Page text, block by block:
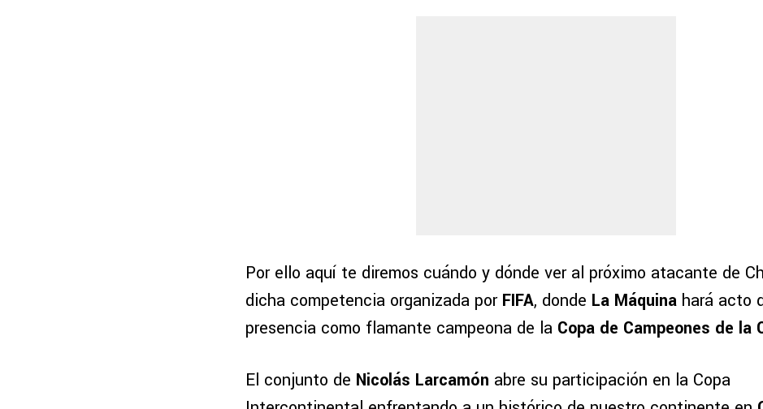
Por ello aquí te diremos cuándo y dónde ver al próximo atacante de
dicha competencia organizada por FIFA, donde La Máquina hará acto
presencia como flamante campeona de la Copa de Campeones de la
El conjunto de Nicolás Larcamón abre su participación en la Copa